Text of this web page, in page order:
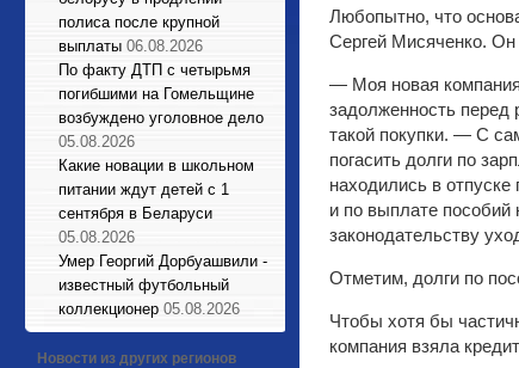
полиса после крупной
выплаты 06.08.2026
По факту ДТП с четырьмя
погибшими на Гомельщине
возбуждено уголовное дело
05.08.2026
Какие новации в школьном
питании ждут детей с 1
сентября в Беларуси
05.08.2026
Умер Георгий Дорбуашвили -
известный футбольный
коллекционер 05.08.2026
Новости из других регионов
Любопытно, что
Сергей Мисяченко. Он
— Моя новая
задолженность перед
такой покупки. — С
погасить долги по
находились в
и по выплате пособий
законодательству
Отметим, долги по
Чтобы хотя бы
компания взяла